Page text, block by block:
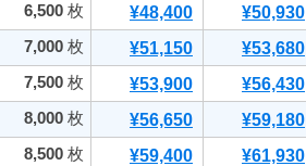
6,500 枚 ¥48,400 ¥50,930
7,000 枚 ¥51,150 ¥53,680
7,500 枚 ¥53,900 ¥56,430
8,000 枚 ¥56,650 ¥59,180
8,500 枚 ¥59,400 ¥61,930